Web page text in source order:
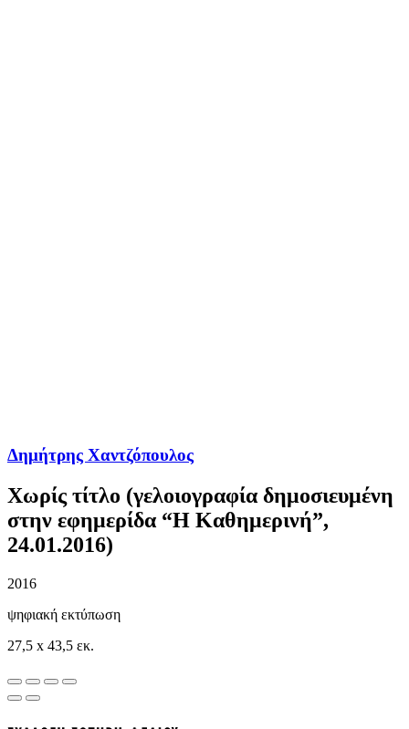
Δημήτρης Χαντζόπουλος
Χωρίς τίτλο (γελοιογραφία δημοσιευμένη
στην εφημερίδα “Η Καθημερινή”,
24.01.2016)
2016
ψηφιακή εκτύπωση
27,5 x 43,5 εκ.